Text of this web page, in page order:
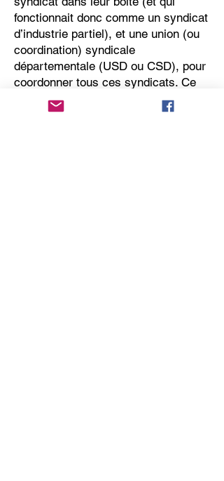
fonctionnait donc comme un syndicat
d’industrie partiel), et une union (ou
coordination) syndicale
départementale (USD ou CSD), pour
coordonner tous ces syndicats. Ce
modèle voulait donc, avec
une complexité inutile, remplir les